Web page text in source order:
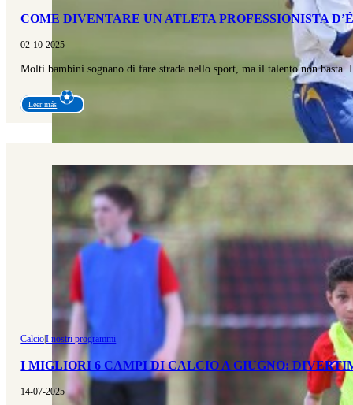
COME DIVENTARE UN ATLETA PROFESSIONISTA
02-10-2025
Molti bambini sognano di fare strada nello sport, ma il talento non
Leer más
Calcio|I nostri programmi
I MIGLIORI 6 CAMPI DI CALCIO A GIUGNO:
14-07-2025